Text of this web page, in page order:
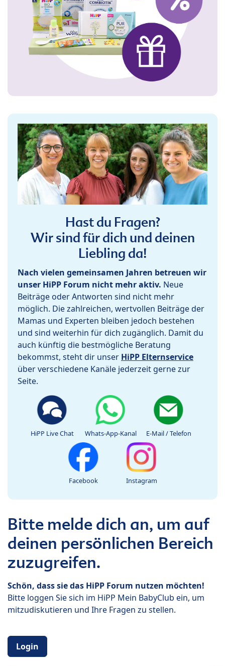
Hast du Fragen?
Wir sind für dich und deinen
Liebling da!
Nach vielen gemeinsamen Jahren betreuen wir
unser HiPP Forum nicht mehr aktiv. Neue
Beiträge oder Antworten sind nicht mehr
möglich. Die zahlreichen, wertvollen Beiträge der
Mamas und Experten bleiben jedoch bestehen
und sind weiterhin für dich zugänglich. Damit du
auch künftig die bestmögliche Beratung
bekommst, steht dir unser HiPP Elternservice
über verschiedene Kanäle jederzeit gerne zur
Seite.
HiPP Live Chat Whats-App-Kanal E-Mail / Telefon
Facebook Instagram
Bitte melde dich an, um auf
deinen persönlichen Bereich
zuzugreifen.
Schön, dass sie das HiPP Forum nutzen möchten!
Bitte loggen Sie sich im HiPP Mein BabyClub ein, um
mitzudiskutieren und Ihre Fragen zu stellen.
Login